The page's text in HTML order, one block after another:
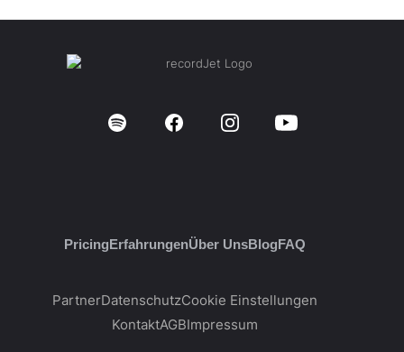
PricingErfahrungenÜber UnsBlogFAQ
PartnerDatenschutzCookie Einstellungen
KontaktAGBImpressum